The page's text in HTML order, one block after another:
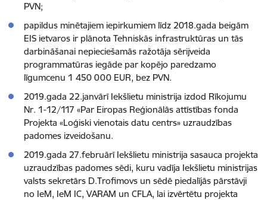
PVN;
papildus minētajiem iepirkumiem līdz 2018.gada beigām
EIS ietvaros ir plānota Tehniskās infrastruktūras un tās
darbināšanai nepieciešamās ražotāja sērijveida
programmatūras iegāde par kopējo paredzamo
līgumcenu 1 450 000 EUR, bez PVN.
2019.gada 22.janvārī Iekšlietu ministrija izdod Rīkojumu
Nr. 1-12/117 «Par Eiropas Reģionālās attīstības fonda
Projekta «Loģiski vienotais datu centrs» uzraudzības
padomes izveidošanu.
2019.gada 27.februārī Iekšlietu ministrija sasauca projekta
uzraudzības padomes sēdi, kuru vadīja Iekšlietu ministrijas
valsts sekretārs D.Trofimovs un sēdē piedalījās pārstāvji
no IeM, IeM IC, VARAM un CFLA, lai izvērtētu projekta